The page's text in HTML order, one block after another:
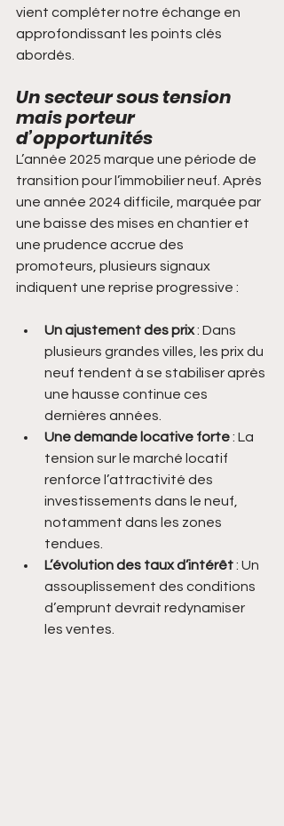
vient compléter notre échange en
approfondissant les points clés
abordés.
Un secteur sous tension
mais porteur
d’opportunités
L’année 2025 marque une période de
transition pour l’immobilier neuf. Après
une année 2024 difficile, marquée par
une baisse des mises en chantier et
une prudence accrue des
promoteurs, plusieurs signaux
indiquent une reprise progressive :
Un ajustement des prix : Dans
plusieurs grandes villes, les prix du
neuf tendent à se stabiliser après
une hausse continue ces
dernières années.
Une demande locative forte : La
tension sur le marché locatif
renforce l’attractivité des
investissements dans le neuf,
notamment dans les zones
tendues.
L’évolution des taux d’intérêt : Un
assouplissement des conditions
d’emprunt devrait redynamiser
les ventes.